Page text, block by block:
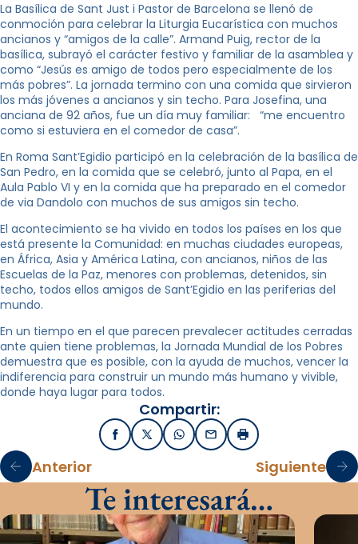
La Basílica de Sant Just i Pastor de Barcelona se llenó de
conmoción para celebrar la Liturgia Eucarística con muchos
ancianos y “amigos de la calle”. Armand Puig, rector de la
basílica, subrayó el carácter festivo y familiar de la asamblea y
como “Jesús es amigo de todos pero especialmente de los
más pobres”. La jornada termino con una comida que sirvieron
los más jóvenes a ancianos y sin techo. Para Josefina, una
anciana de 92 años, fue un día muy familiar: “me encuentro
como si estuviera en el comedor de casa”.
En Roma Sant’Egidio participó en la celebración de la basílica de
San Pedro, en la comida que se celebró, junto al Papa, en el
Aula Pablo VI y en la comida que ha preparado en el comedor
de via Dandolo con muchos de sus amigos sin techo.
El acontecimiento se ha vivido en todos los países en los que
está presente la Comunidad: en muchas ciudades europeas,
en África, Asia y América Latina, con ancianos, niños de las
Escuelas de la Paz, menores con problemas, detenidos, sin
techo, todos ellos amigos de Sant’Egidio en las periferias del
mundo.
En un tiempo en el que parecen prevalecer actitudes cerradas
ante quien tiene problemas, la Jornada Mundial de los Pobres
demuestra que es posible, con la ayuda de muchos, vencer la
indiferencia para construir un mundo más humano y vivible,
donde haya lugar para todos.
Compartir:
FacebookX / TwitterWhatsApp
EmailImprimir
Anterior Siguiente
Te interesará…